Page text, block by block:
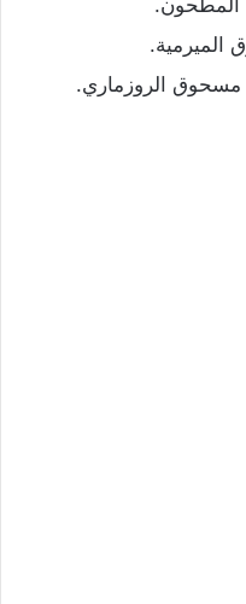
المطحون.
الميرمية.
مسحوق الروزماري.